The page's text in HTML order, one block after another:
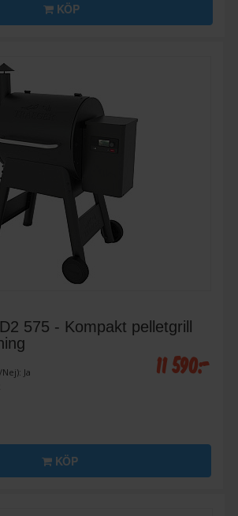
KÖP
575 - Kompakt pelletgrill
Ja
11 590:-
KÖP